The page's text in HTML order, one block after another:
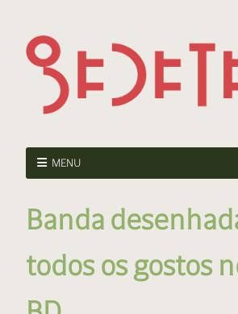
MENU
Banda
todos os gostos